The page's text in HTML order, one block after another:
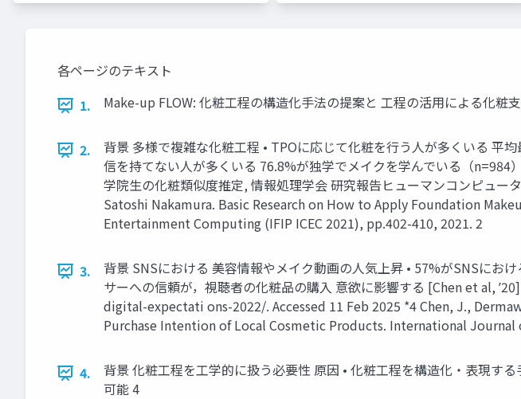
各ページのテキスト
1.
Make-up FLOW: 化粧工程の構造化手法の提案と 工程の活用による化粧
2.
背景 多様で複雑な化粧工程 • TPOに応じて化粧を行う人が多くいる 平
信を持てない人が多くいる 76.8%が独学でメイクを学んでいる（
学院⽣の化粧類似度推定, 情報処理学会 研究報告ヒューマンコンピュ
Satoshi Nakamura. Basic Research on How to Apply Foundation
Entertainment Computing (IFIP ICEC 2021), pp.402-410, 2021. 2
3.
背景 SNSにおける 美容情報やメイク動画の人気上昇 • 57%がSNSにお
サーへの信頼が，視聴者の化粧品の購入 意欲に影響する [Chen et al,
digital-expectati ons-2022/. Accessed 11 Feb 2025 *4 Chen, J.,
Purchase Intention of Local Cosmetic Products. International Journal
4.
背景 化粧工程を工学的に扱う必要性 原因 • 化粧工程を構造化・表現す
可能 4